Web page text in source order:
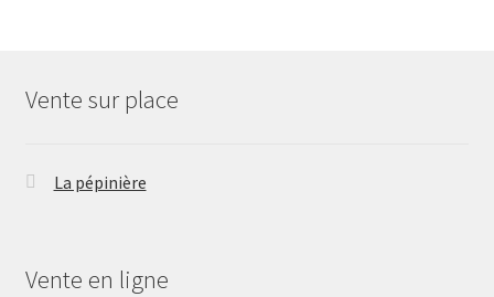
Vente sur place
La pépinière
Vente en ligne